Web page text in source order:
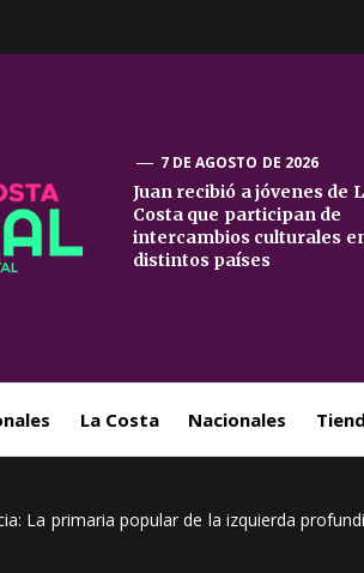
La
Costa
7 DE AGOSTO DE 2026
Juan recibió a jóvenes de
Costa que participan de
intercambios culturales
distintos países
La Costa Nacionales
La primaria popular de la izquierda